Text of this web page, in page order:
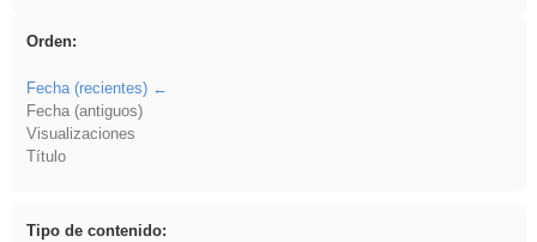
Orden:
Fecha (recientes)
Fecha (antiguos)
Visualizaciones
Título
Tipo de contenido: